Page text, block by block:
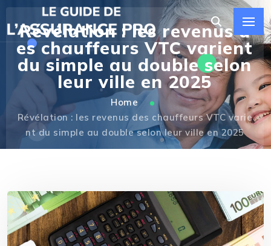
Révélation : les revenus d
es chauffeurs VTC varient
du simple au double selon
leur ville en 2025
Home
Révélation : les revenus des chauffeurs VTC varie
nt du simple au double selon leur ville en 2025